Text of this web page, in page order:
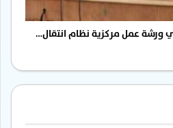
ورشة عمل مركزية نظام انتقال…